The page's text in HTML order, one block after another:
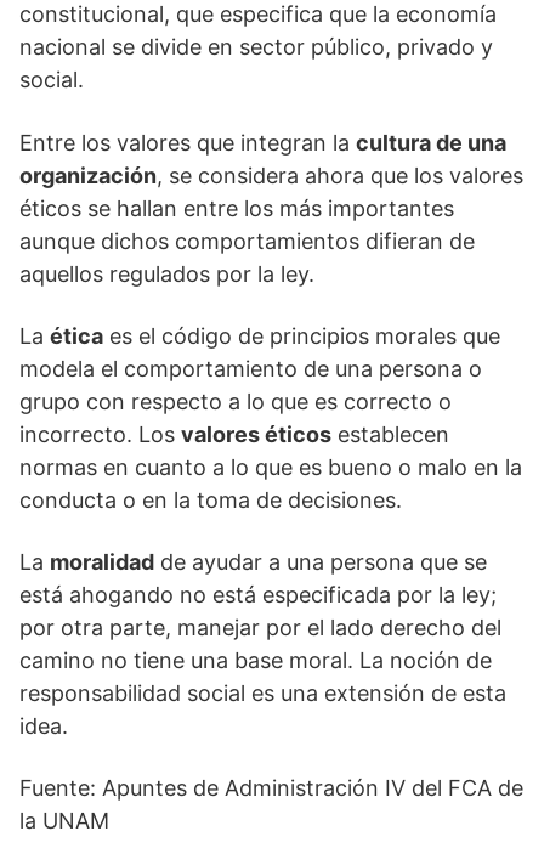
constitucional, que especifica que la economía
nacional se divide en sector público, privado y
social.
Entre los valores que integran la cultura de una
organización, se considera ahora que los valores
éticos se hallan entre los más importantes
aunque dichos comportamientos difieran de
aquellos regulados por la ley.
La ética es el código de principios morales que
modela el comportamiento de una persona o
grupo con respecto a lo que es correcto o
incorrecto. Los valores éticos establecen
normas en cuanto a lo que es bueno o malo en la
conducta o en la toma de decisiones.
La moralidad de ayudar a una persona que se
está ahogando no está especificada por la ley;
por otra parte, manejar por el lado derecho del
camino no tiene una base moral. La noción de
responsabilidad social es una extensión de esta
idea.
Fuente: Apuntes de Administración IV del FCA de
la UNAM